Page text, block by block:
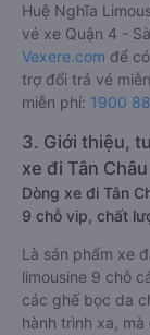
Huệ Nghĩa
vé xe Quận 4 -
Vexere.com để
trợ đổi trả vé
miễn phí: 1900
3. Giới thiệu,
xe đi Tân
Dòng xe đi Tân
9 chỗ vip, chất
Là sản phẩm xe
limousine 9 chỗ
các ghế bọc da
hành trình xa,